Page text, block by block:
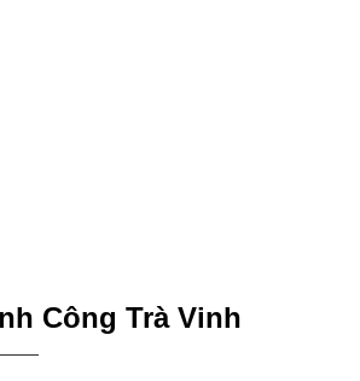
Công Trà Vinh